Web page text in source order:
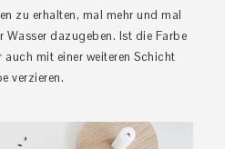
zu erhalten, mal mehr und mal
Wasser dazugeben. Ist die Farbe
mit einer weiteren Schicht
verzieren.